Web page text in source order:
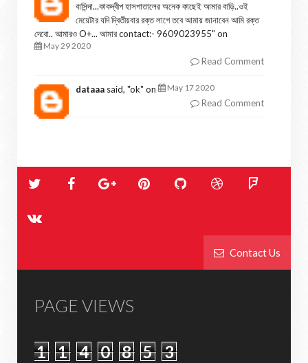
বাসিন্দা...কাকদ্বীপ হাসপাতালের অনেক কাছেই আমার বাড়ি..ওই
মেয়েটার যদি দ্বিতীয়বার রক্ত লাগে তবে আমায় জানাবেন আমি রক্ত
দেবো.. আমারও O+... আমার contact:- 9609023955" on
May 29 2020
Read Comment
dataaa said, "ok" on May 17 2020
Read Comment
Contact Us
PAGE VIEWS
1 1 4 0 8 5 3